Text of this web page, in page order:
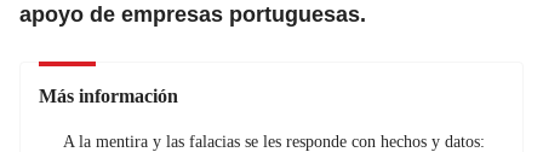
apoyo de empresas portuguesas.
Más información
A la mentira y las falacias se les responde con hechos y datos: